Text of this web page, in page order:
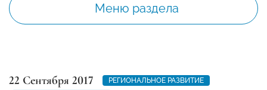
Меню раздела
22 Сентября 2017
РЕГИОНАЛЬНОЕ РАЗВИТИЕ